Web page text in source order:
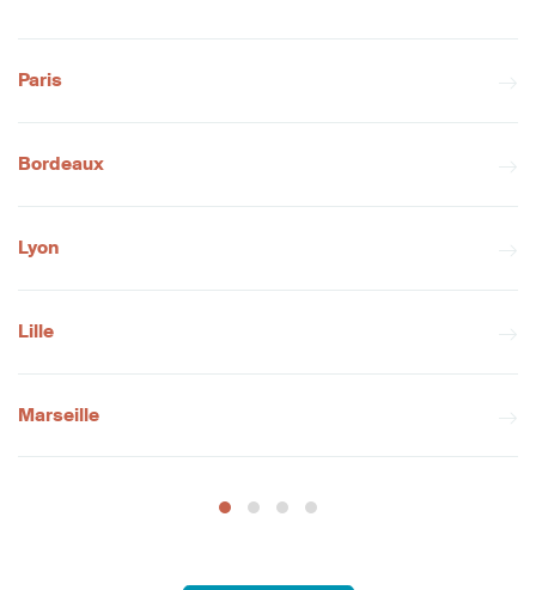
Paris
Bordeaux
Lyon
Lille
Marseille